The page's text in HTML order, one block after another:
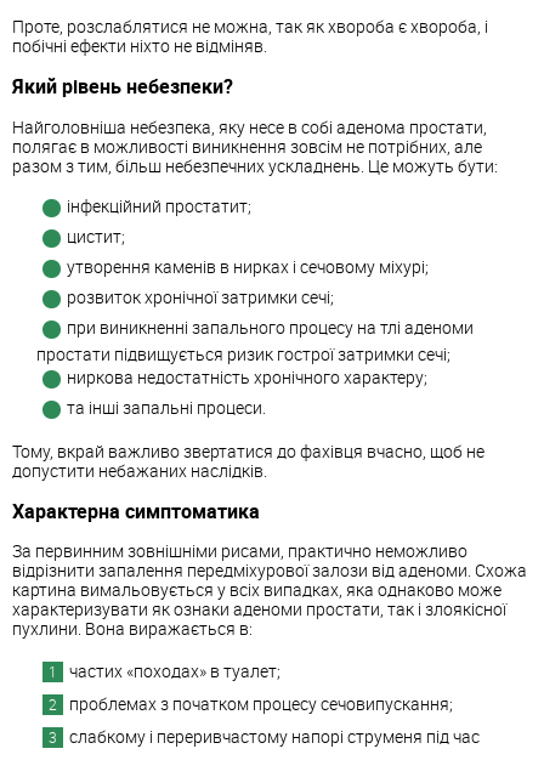
Проте, розслаблятися не можна, так як хвороба є хвороба, і
побічні ефекти ніхто не відміняв.
Який рівень небезпеки?
Найголовніша небезпека, яку несе в собі аденома простати,
полягає в можливості виникнення зовсім не потрібних, але
разом з тим, більш небезпечних ускладнень. Це можуть бути:
інфекційний простатит;
цистит;
утворення каменів в нирках і сечовому міхурі;
розвиток хронічної затримки сечі;
при виникненні запального процесу на тлі аденоми
простати підвищується ризик гострої затримки сечі;
ниркова недостатність хронічного характеру;
та інші запальні процеси.
Тому, вкрай важливо звертатися до фахівця вчасно, щоб не
допустити небажаних наслідків.
Характерна симптоматика
За первинним зовнішніми рисами, практично неможливо
відрізнити запалення передміхурової залози від аденоми. Схожа
картина вимальовується у всіх випадках, яка однаково може
характеризувати як ознаки аденоми простати, так і злоякісної
пухлини. Вона виражається в:
частих «походах» в туалет;
проблемах з початком процесу сечовипускання;
слабкому і переривчастому напорі струменя під час